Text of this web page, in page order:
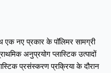
नए प्रकार के पॉलिमर सामग्री
अनुप्रयोग प्लास्टिक उत्पादों
प्रसंस्करण प्रक्रिया के दौरान